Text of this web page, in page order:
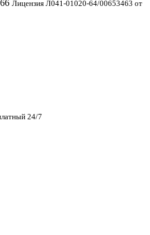
Лицензия Л041-01020-64/00653463 от
24/7